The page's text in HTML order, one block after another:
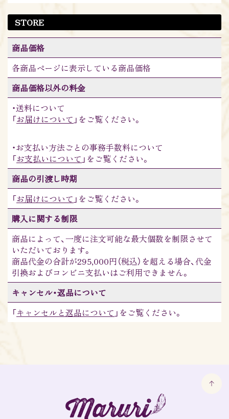
STORE
商品価格
各商品ページに表示している商品価格
商品価格以外の料金
・送料について
「お届けについて 」をご覧ください。
・お支払い方法ごとの事務手数料について
「お支払いについて 」をご覧ください。
商品の引渡し時期
「お届けについて 」をご覧ください。
購入に関する制限
商品によって、一度に注文可能な最大個数を制限させて
いただいております。
商品代金の合計が295,000円（税込）を超える場合、代金
引換およびコンビニ支払いはご利用できません。
キャンセル・返品について
「キャンセルと返品について 」をご覧ください。
MARURI OFFICIAL
FANCLUB「MARURISTA」